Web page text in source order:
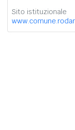
Sito istituzionale